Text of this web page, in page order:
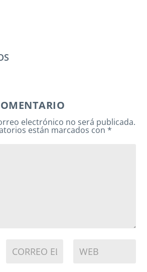
electrónico no será publicada.
están marcados con*